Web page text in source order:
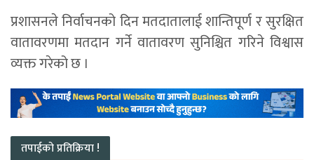
प्रशासनले निर्वाचनको दिन मतदातालाई शान्तिपूर्ण र सुरक्षित
वातावरणमा मतदान गर्ने वातावरण सुनिश्चित गरिने विश्वास
व्यक्त गरेको छ ।
तपाईको प्रतिक्रिया !